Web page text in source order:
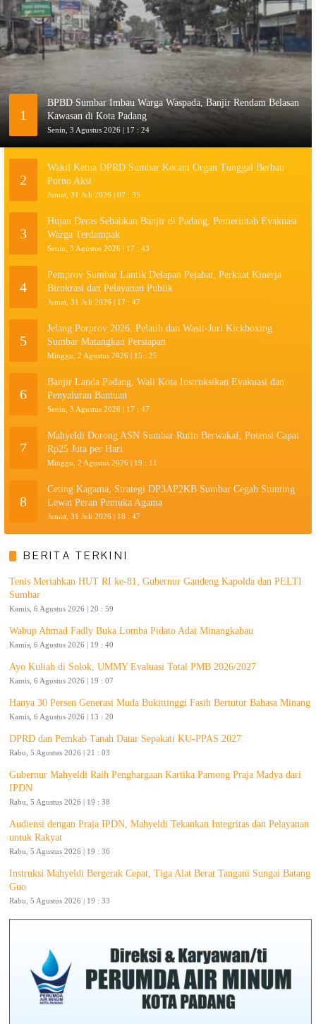
1
BPBD Sumbar Imbau Warga Waspada, Banjir Rendam Belasan
Kawasan di Kota Padang
Senin, 3 Agustus 2026 | 17 : 24
2
Wakil Ketua DPRD Sumbar Kecam Organ Tunggal Berbau
Porno Aksi
Jumat, 31 Juli 2026 | 07 : 35
3
Hujan Deras Sebabkan Banjir di Padang, Pemerintah Evakuasi
Warga Terdampak
Senin, 3 Agustus 2026 | 17 : 43
4
Pemprov Sumbar Lantik Delapan Pejabat, Perkuat Kinerja
Birokrasi dan Pelayanan Publik
Jumat, 31 Juli 2026 | 17 : 47
5
Jelang Porprov 2026, Pelatih dan Wasit-Juri Kickboxing
Sumbar Matangkan Persiapan
Minggu, 2 Agustus 2026 | 15 : 25
6
Banjir Landa Padang, Wali Kota Instruksikan Evakuasi dan
Penyaluran Bantuan
Senin, 3 Agustus 2026 | 17 : 47
7
Mahyeldi Dorong ASN Sumbar Rutin Berwakaf, Potensi Capai
Rp25 Juta per Hari
Minggu, 2 Agustus 2026 | 19 : 11
8
Ceting Kagama, Strategi DP3AP2KB Sumbar Cegah Stunting
Lewat Peran Pemuka Agama
Jumat, 31 Juli 2026 | 18 : 47
BERITA TERKINI
Tenis Meriahkan HUT RI ke-81, Gubernur Gandeng Kapolda dan PELTI
Sumbar
Kamis, 6 Agustus 2026 | 20 : 59
Wabup Ahmad Fadly Buka Lomba Pidato Adat Minangkabau
Kamis, 6 Agustus 2026 | 19 : 40
Ayo Kuliah di Solok, UMMY Evaluasi Total PMB 2026/2027
Kamis, 6 Agustus 2026 | 19 : 07
Hanya 30 Persen Generasi Muda Bukittinggi Fasih Bertutur Bahasa Minang
Kamis, 6 Agustus 2026 | 13 : 20
DPRD dan Pemkab Tanah Datar Sepakati KU-PPAS 2027
Rabu, 5 Agustus 2026 | 21 : 03
Gubernur Mahyeldi Raih Penghargaan Kartika Pamong Praja Madya dari
IPDN
Rabu, 5 Agustus 2026 | 19 : 38
Audiensi dengan Praja IPDN, Mahyeldi Tekankan Integritas dan Pelayanan
untuk Rakyat
Rabu, 5 Agustus 2026 | 19 : 36
Instruksi Mahyeldi Bergerak Cepat, Tiga Alat Berat Tangani Sungai Batang
Guo
Rabu, 5 Agustus 2026 | 19 : 33